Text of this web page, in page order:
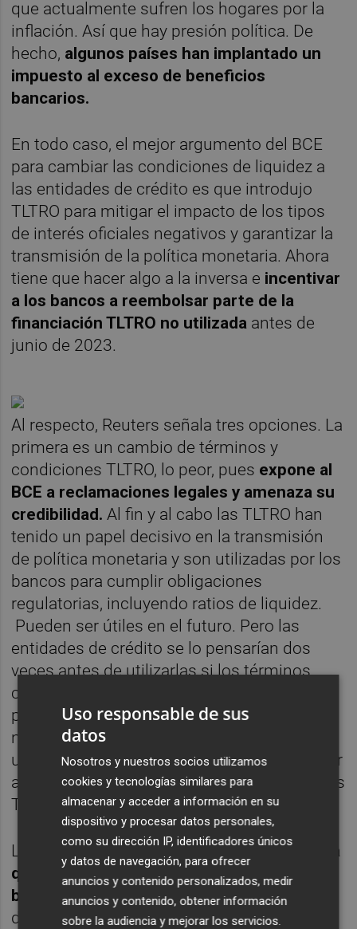
que actualmente sufren los hogares por la
inflación. Así que hay presión política. De
hecho, algunos países han implantado un
impuesto al exceso de beneficios
bancarios.
En todo caso, el mejor argumento del BCE
para cambiar las condiciones de liquidez a
las entidades de crédito es que introdujo
TLTRO para mitigar el impacto de los tipos
de interés oficiales negativos y garantizar la
transmisión de la política monetaria. Ahora
tiene que hacer algo a la inversa e incentivar
a los bancos a reembolsar parte de la
financiación TLTRO no utilizada antes de
junio de 2023.
Al respecto, Reuters señala tres opciones. La
primera es un cambio de términos y
condiciones TLTRO, lo peor, pues expone al
BCE a reclamaciones legales y amenaza su
credibilidad. Al fin y al cabo las TLTRO han
tenido un papel decisivo en la transmisión
de política monetaria y son utilizadas por los
bancos para cumplir obligaciones
regulatorias, incluyendo ratios de liquidez.
Pueden ser útiles en el futuro. Pero las
entidades de crédito se lo pensarían dos
veces antes de utilizarlas si los términos
cambian retroactivamente. Así que el BCE
podría introducir nuevas operaciones TLTRO
no específicas el primer semestre de 2023 a
un tipo de interés menos favorable y permitir
a los bancos refinanciar parte de las actuales
TLTRO.
La opción menos mala es unnuevo sistema
que reduzca la proporción de reservas
bancarias remuneradas al tipo de depósito
del BCE, con aumento de la proporción
Uso responsable de sus
datos
Nosotros y nuestros socios utilizamos
cookies y tecnologías similares para
almacenar y acceder a información en su
dispositivo y procesar datos personales,
como su dirección IP, identificadores únicos
y datos de navegación, para ofrecer
anuncios y contenido personalizados, medir
anuncios y contenido, obtener información
sobre la audiencia y mejorar los servicios.